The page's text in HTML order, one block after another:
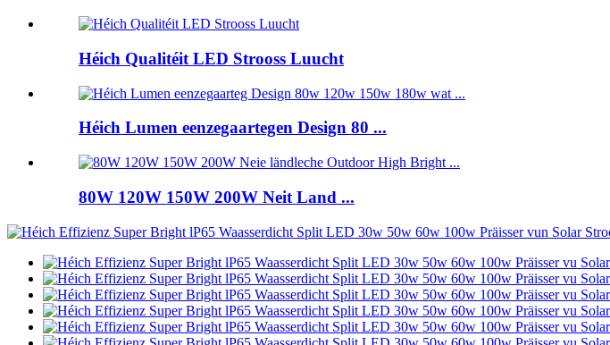
Héich Qualitéit LED Strooss Luucht
Héich Lumen eenzegaartegen Design 80 ...
80W 120W 150W 200W Neit Land ...